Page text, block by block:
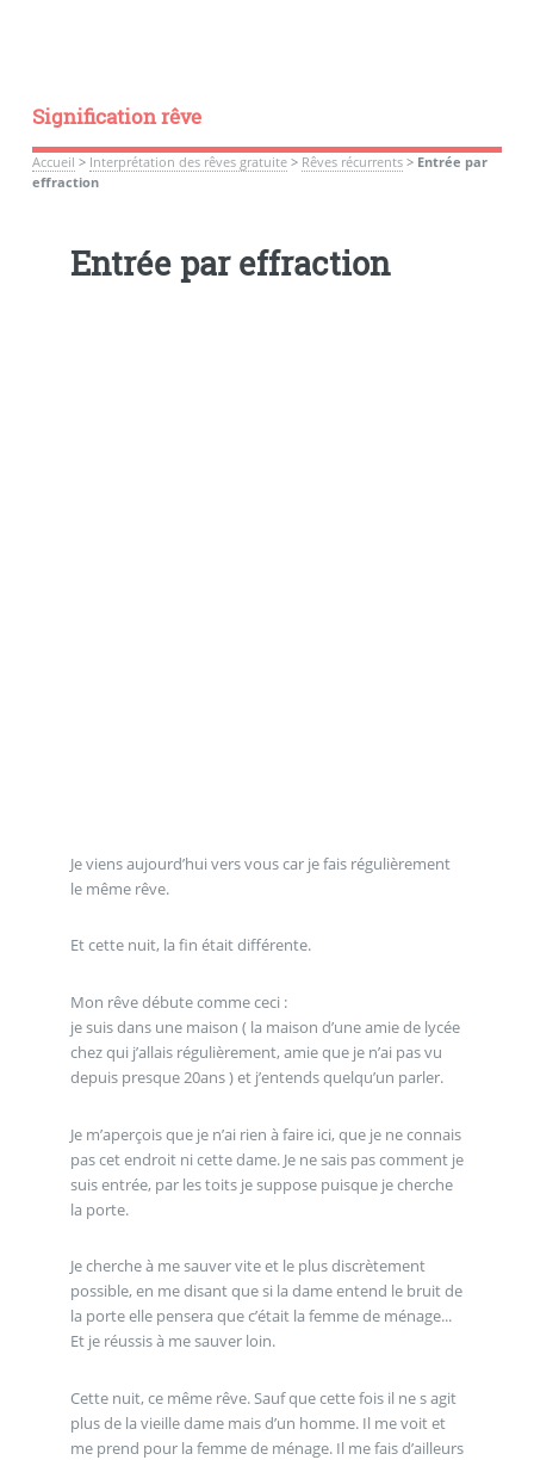
Signification rêve
Accueil > Interprétation des rêves gratuite> Rêves récurrents> Entrée par
effraction
Entrée par effraction
Je viens aujourd’hui vers vous car je fais régulièrement
le même rêve.
Et cette nuit, la fin était différente.
Mon rêve débute comme ceci :
je suis dans une maison ( la maison d’une amie de lycée
chez qui j’allais régulièrement, amie que je n’ai pas vu
depuis presque 20ans ) et j’entends quelqu’un parler.
Je m’aperçois que je n’ai rien à faire ici, que je ne connais
pas cet endroit ni cette dame. Je ne sais pas comment je
suis entrée, par les toits je suppose puisque je cherche
la porte.
Je cherche à me sauver vite et le plus discrètement
possible, en me disant que si la dame entend le bruit de
la porte elle pensera que c’était la femme de ménage...
Et je réussis à me sauver loin.
Cette nuit, ce même rêve. Sauf que cette fois il ne s agit
plus de la vieille dame mais d’un homme. Il me voit et
me prend pour la femme de ménage. Il me fais d’ailleurs